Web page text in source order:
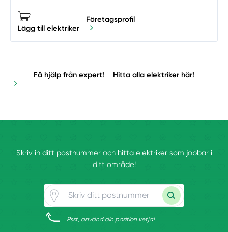
Lägg till elektriker
Företagsprofil
Få hjälp från expert! Hitta alla elektriker här!
Skriv in ditt postnummer och hitta elektriker som jobbar i
ditt område!
Psst, använd din position vetja!